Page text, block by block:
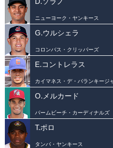
ニューヨーク・ヤンキース
G.ウルシェラ
コロンバス・クリッパーズ
E.コントレラス
カイマネス・デ・バランキージ
O.メルカード
パームビーチ・カーディナルズ
T.ポロ
タンパ・ヤンキース